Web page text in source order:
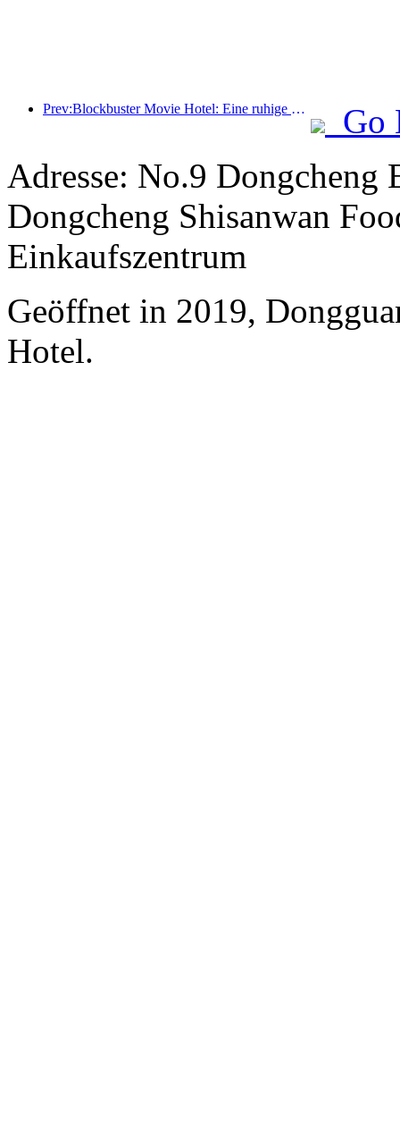
Prev:Blockbuster Movie Hotel: Eine ruhige Reise in verträumtem Licht und Schatten
Go
Adresse: No.9 Dongcheng
Dongcheng Shisanwan
Einkaufszentrum
Geöffnet in 2019,
Hotel.